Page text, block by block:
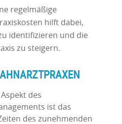
regelmäßige
hilft dabei,
identifizieren und die
zu steigern.
des
ist das
des zunehmenden